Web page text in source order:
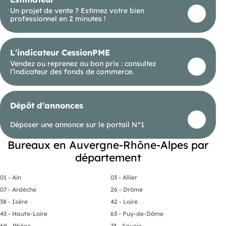
Un projet de vente ? Estimez votre bien
professionnel en 2 minutes !
L'indicateur CessionPME
Vendez ou reprenez au bon prix : consultez
l’indicateur des fonds de commerce.
Dépôt d'annonces
Déposer une annonce sur le portail N°1
Bureaux en Auvergne-Rhône-Alpes par
département
01 - Ain
03 - Allier
07 - Ardèche
26 - Drôme
38 - Isère
42 - Loire
43 - Haute-Loire
63 - Puy-de-Dôme